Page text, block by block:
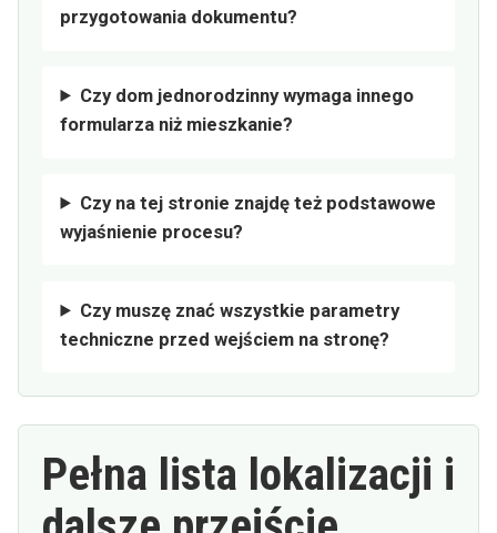
przygotowania dokumentu?
Czy dom jednorodzinny wymaga innego
formularza niż mieszkanie?
Czy na tej stronie znajdę też podstawowe
wyjaśnienie procesu?
Czy muszę znać wszystkie parametry
techniczne przed wejściem na stronę?
Pełna lista lokalizacji i